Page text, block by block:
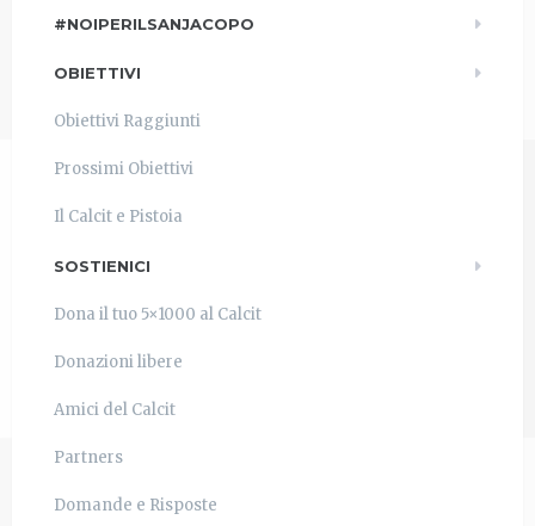
#NOIPERILSANJACOPO
OBIETTIVI
Obiettivi Raggiunti
Prossimi Obiettivi
Il Calcit e Pistoia
SOSTIENICI
Dona il tuo 5×1000 al Calcit
Donazioni libere
Amici del Calcit
Partners
Domande e Risposte